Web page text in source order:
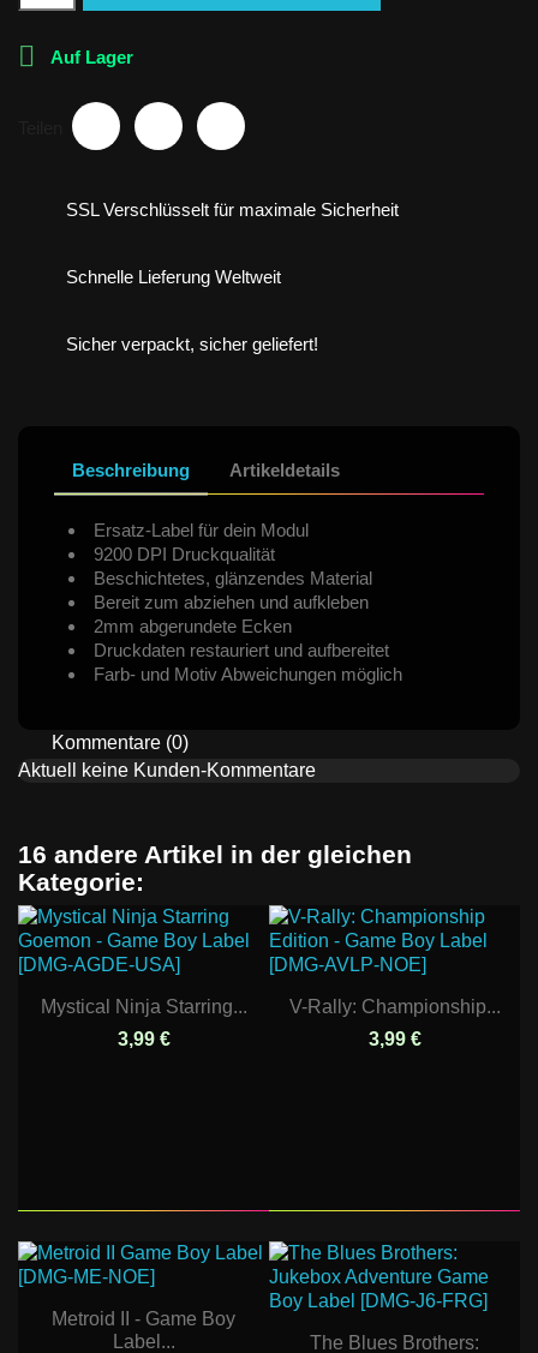
 Auf Lager
SSL Verschlüsselt für maximale Sicherheit
Schnelle Lieferung Weltweit
Sicher verpackt, sicher geliefert!
Beschreibung Artikeldetails
Ersatz-Label für dein Modul
9200 DPI Druckqualität
Beschichtetes, glänzendes Material
Bereit zum abziehen und aufkleben
2mm abgerundete Ecken
Druckdaten restauriert und aufbereitet
Farb- und Motiv Abweichungen möglich
Kommentare (0)
Aktuell keine Kunden-Kommentare
16 andere Artikel in der gleichen
Kategorie:
Mystical Ninja Starring...
3,99 €
V-Rally: Championship...
3,99 €
Metroid II - Game Boy
Label...
The Blues Brothers: